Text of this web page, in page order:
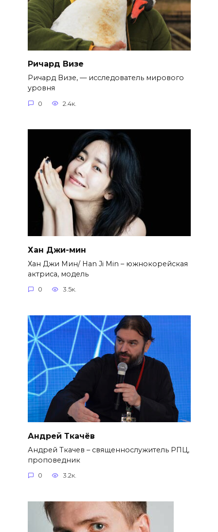
Ричард Визе
Ричард Визе, — исследователь мирового
уровня
0 2.4к.
Хан Джи-мин
Хан Джи Мин/ Han Ji Min – южнокорейская
актриса, модель
0 3.5к.
Андрей Ткачёв
Андрей Ткачев – священнослужитель РПЦ,
проповедник
0 3.2к.